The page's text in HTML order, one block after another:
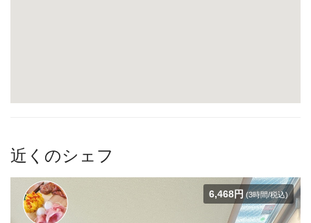
近くのシェフ
6,468円 (3時間/税込)